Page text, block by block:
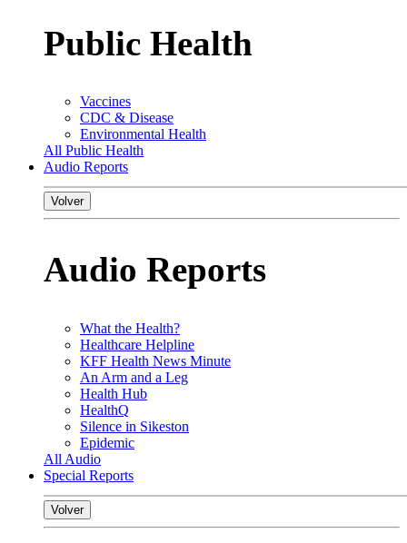
Public Health
Vaccines
CDC & Disease
Environmental Health
All Public Health
Audio Reports
Volver
Audio Reports
What the Health?
Healthcare Helpline
KFF Health News Minute
An Arm and a Leg
Health Hub
HealthQ
Silence in Sikeston
Epidemic
All Audio
Special Reports
Volver